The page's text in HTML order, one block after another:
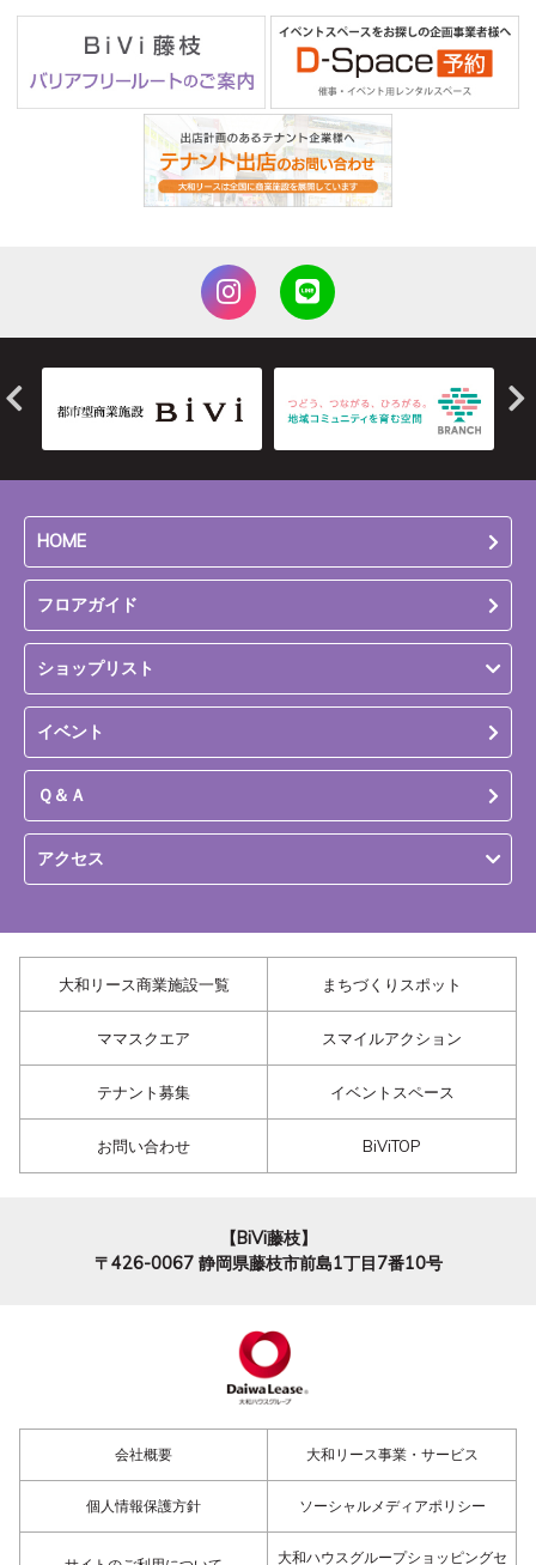
HOME
フロアガイド
ショップリスト
イベント
Ｑ＆Ａ
アクセス
大和リース商業施設一覧 まちづくりスポット
ママスクエア スマイルアクション
テナント募集 イベントスペース
お問い合わせ BiViTOP
【BiVi藤枝】
〒426-0067 静岡県藤枝市前島1丁目7番10号
会社概要 大和リース事業・サービス
個人情報保護方針 ソーシャルメディアポリシー
大和ハウスグループショッピングセ